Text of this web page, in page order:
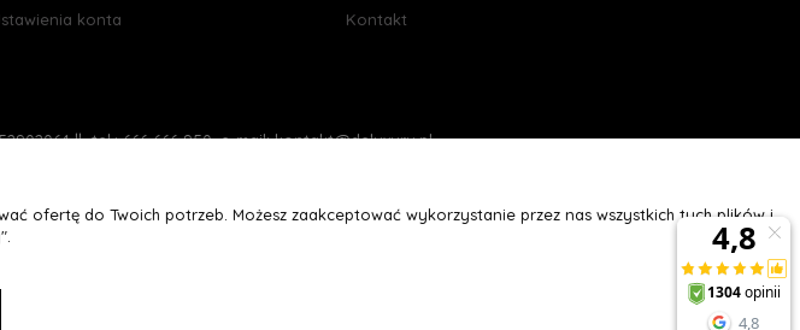
konta
Kontakt
|| tel.: 666 666 950, e-mail: kontakt@deluxury.pl
All rights reserved
ofertę do Twoich potrzeb. Możesz zaakceptować wykorzystanie przez nas wszystkich tych plików i